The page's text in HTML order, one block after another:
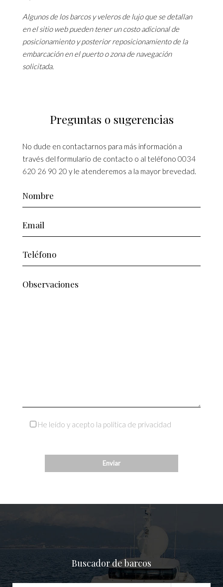
Algunos de los barcos y veleros de lujo que se detallan
en el sitio web pueden tener un costo adicional de
posicionamiento y posterior reposicionamiento de la
embarcación en el puerto o zona de navegación
solicitada.
Preguntas o sugerencias
No dude en contactarnos para más información a
través del formulario de contacto o al teléfono 0034
620 26 90 20 y le atenderemos a la mayor brevedad.
He leído y acepto la política de privacidad
Buscador de barcos